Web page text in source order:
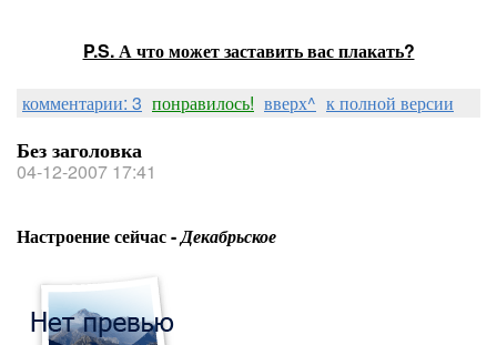
P.S. А что может заставить вас плакать?
комментарии: 3 понравилось! вверх^ к полной версии
Без заголовка
04-12-2007 17:41
Настроение сейчас -Декабрьское